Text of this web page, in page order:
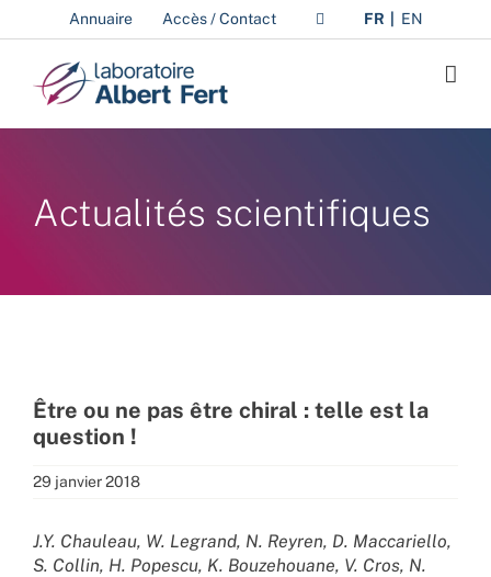
au
contenu
Annuaire Accès / Contact FR EN
Actualités scientifiques
Être ou ne pas être chiral : telle est la
question !
29 janvier 2018
J.Y. Chauleau, W. Legrand, N. Reyren, D. Maccariello,
S. Collin, H. Popescu, K. Bouzehouane, V. Cros, N.